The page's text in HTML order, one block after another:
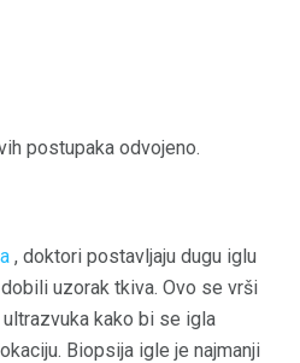
postupaka odvojeno.
, doktori postavljaju dugu iglu
uzorak tkiva. Ovo se vrši
kako bi se igla
Biopsija igle je najmanji